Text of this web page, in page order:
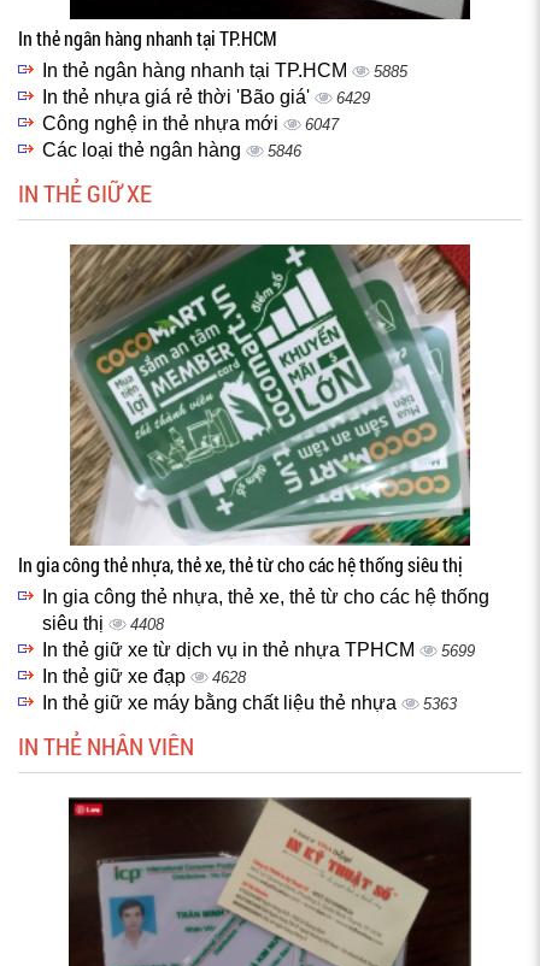
In thẻ ngân hàng nhanh tại TP.HCM
In thẻ ngân hàng nhanh tại TP.HCM 5885
In thẻ nhựa giá rẻ thời 'Bão giá' 6429
Công nghệ in thẻ nhựa mới 6047
Các loại thẻ ngân hàng 5846
IN THẺ GIỮ XE
In gia công thẻ nhựa, thẻ xe, thẻ từ cho các hệ thống siêu thị
In gia công thẻ nhựa, thẻ xe, thẻ từ cho các hệ thống
siêu thị
4408
In thẻ giữ xe từ dịch vụ in thẻ nhựa TPHCM 5699
In thẻ giữ xe đạp 4628
In thẻ giữ xe máy bằng chất liệu thẻ nhựa 5363
IN THẺ NHÂN VIÊN